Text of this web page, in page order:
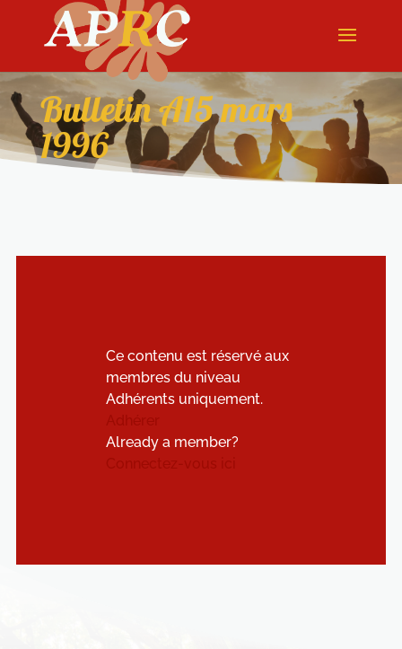
Bulletin A15 mars
1996
Ce contenu est réservé aux
membres du niveau
Adhérents uniquement.
Already a member?